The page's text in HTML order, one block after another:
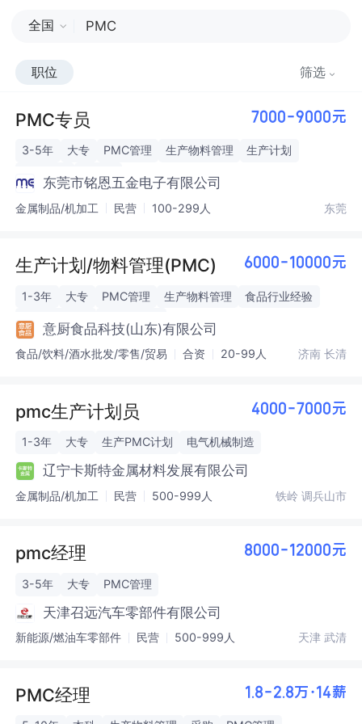
全国
职位 筛选
PMC专员 7000-9000元
3-5年 大专 PMC管理 生产物料管理
生产计划
生产管理
新能源
东莞市铭恩五金电子有限公司
金属制品/机加工 民营 100-299人 东莞
生产计划/物料管理(PMC) 6000-10000元
1-3年 大专 PMC管理 生产物料管理
食品行业经验
ERP系统操作
意厨食品科技(山东)有限公司
食品/饮料/酒水批发/零售/贸易 合资 20-99人 济南 长清
pmc生产计划员 4000-7000元
1-3年 大专 生产PMC计划 电气机械制造
辽宁卡斯特金属材料发展有限公司
金属制品/机加工 民营 500-999人 铁岭 调兵山市
pmc经理 8000-12000元
3-5年 大专 PMC管理
天津召远汽车零部件有限公司
新能源/燃油车零部件 民营 500-999人 天津 武清
PMC经理 1.8-2.8万·14薪